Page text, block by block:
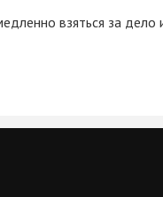
взяться за дело